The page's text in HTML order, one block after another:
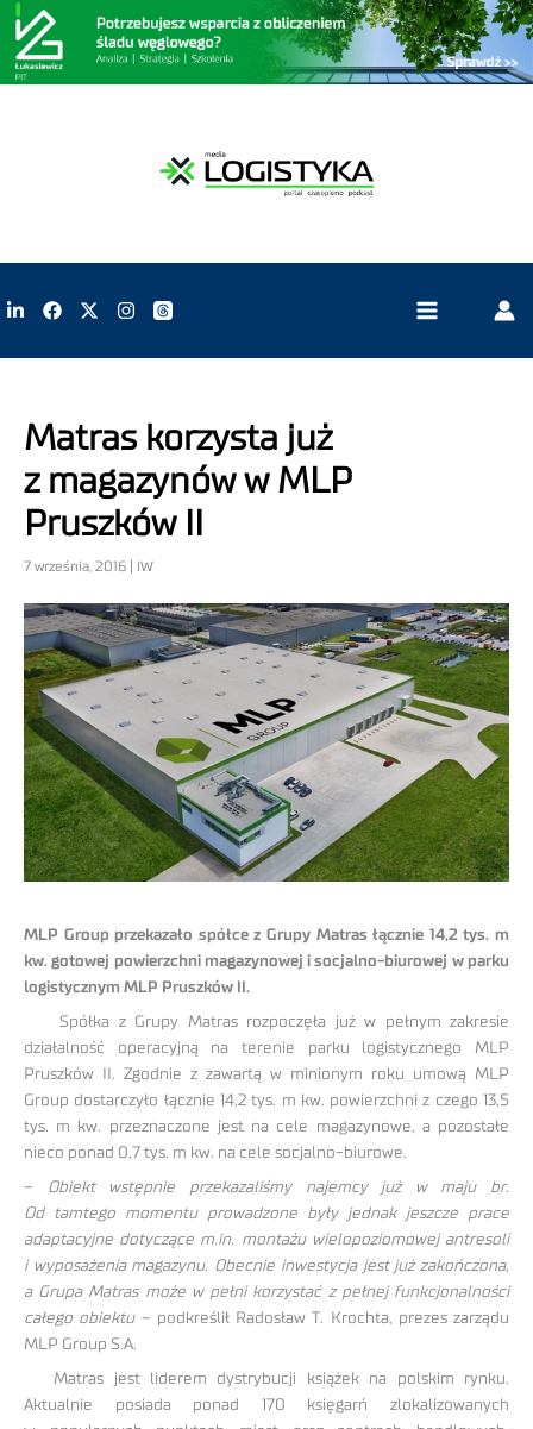
Matras korzysta już
z magazynów w MLP
Pruszków II
7 września, 2016 | IW
MLP Group przekazało spółce z Grupy Matras łącznie 14,2 tys. m
kw. gotowej powierzchni magazynowej i socjalno-biurowej w parku
logistycznym MLP Pruszków II.
Spółka z Grupy Matras rozpoczęła już w pełnym zakresie
działalność operacyjną na terenie parku logistycznego MLP
Pruszków II. Zgodnie z zawartą w minionym roku umową MLP
Group dostarczyło łącznie 14,2 tys. m kw. powierzchni z czego 13,5
tys. m kw. przeznaczone jest na cele magazynowe, a pozostałe
nieco ponad 0,7 tys. m kw. na cele socjalno-biurowe.
– Obiekt wstępnie przekazaliśmy najemcy już w maju br.
Od tamtego momentu prowadzone były jednak jeszcze prace
adaptacyjne dotyczące m.in. montażu wielopoziomowej antresoli
i wyposażenia magazynu. Obecnie inwestycja jest już zakończona,
a Grupa Matras może w pełni korzystać z pełnej funkcjonalności
całego obiektu– podkreślił Radosław T. Krochta, prezes zarządu
MLP Group S.A.
Matras jest liderem dystrybucji książek na polskim rynku.
Aktualnie posiada ponad 170 księgarń zlokalizowanych